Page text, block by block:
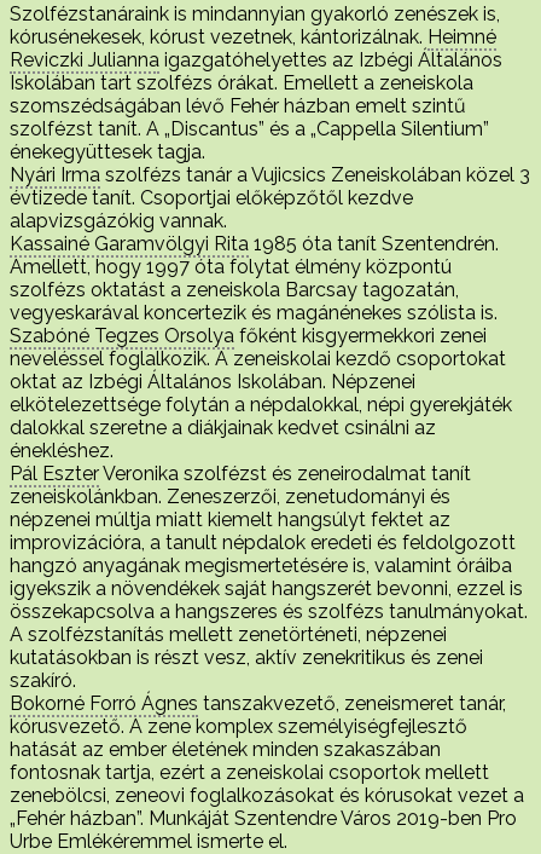
Szolfézstanáraink is mindannyian gyakorló zenészek is,
kórusénekesek, kórust vezetnek, kántorizálnak. Heimné
Reviczki Julianna igazgatóhelyettes az Izbégi Általános
Iskolában tart szolfézs órákat. Emellett a zeneiskola
szomszédságában lévő Fehér házban emelt szintű
szolfézst tanít. A „Discantus” és a „Cappella Silentium”
énekegyüttesek tagja.
Nyári Irma szolfézs tanár a Vujicsics Zeneiskolában közel 3
évtizede tanít. Csoportjai előképzőtől kezdve
alapvizsgázókig vannak.
Kassainé Garamvölgyi Rita 1985 óta tanít Szentendrén.
Amellett, hogy 1997 óta folytat élmény központú
szolfézs oktatást a zeneiskola Barcsay tagozatán,
vegyeskarával koncertezik és magánénekes szólista is.
Szabóné Tegzes Orsolya főként kisgyermekkori zenei
neveléssel foglalkozik. A zeneiskolai kezdő csoportokat
oktat az Izbégi Általános Iskolában. Népzenei
elkötelezettsége folytán a népdalokkal, népi gyerekjáték
dalokkal szeretne a diákjainak kedvet csinálni az
énekléshez.
Pál EszterVeronika szolfézst és zeneirodalmat tanít
zeneiskolánkban. Zeneszerzői, zenetudományi és
népzenei múltja miatt kiemelt hangsúlyt fektet az
improvizációra, a tanult népdalok eredeti és feldolgozott
hangzó anyagának megismertetésére is, valamint óráiba
igyekszik a növendékek saját hangszerét bevonni, ezzel is
összekapcsolva a hangszeres és szolfézs tanulmányokat.
A szolfézstanítás mellett zenetörténeti, népzenei
kutatásokban is részt vesz, aktív zenekritikus és zenei
szakíró.
Bokorné Forró Ágnes tanszakvezető, zeneismeret tanár,
kórusvezető. A zene komplex személyiségfejlesztő
hatását az ember életének minden szakaszában
fontosnak tartja, ezért a zeneiskolai csoportok mellett
zenebölcsi, zeneovi foglalkozásokat és kórusokat vezet a
„Fehér házban”. Munkáját Szentendre Város 2019-ben Pro
Urbe Emlékéremmel ismerte el.